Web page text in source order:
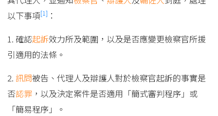
以下事項[1] ：
1. 確認起訴效力所及範圍，以及是否應變更檢察官所援
引適用的法條。
2. 訊問被告、代理人及辯護人對於檢察官起訴的事實是
否認罪 ，以及決定案件是否適用「簡式審判程序」或
「簡易程序」。